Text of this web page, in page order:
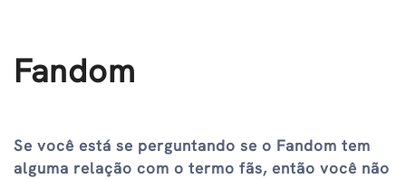
Fandom
Se você está se perguntando se o Fandom tem
alguma relação com o termo fãs, então você não